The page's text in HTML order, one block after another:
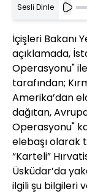
Sesli Dinle
İçişleri Bakanı
açıklamada,
Operasyonu"
tarafından;
Amerika’dan
dağıtan,
Operasyonu"
elebaşı olarak
“Karteli”
Üsküdar’da
ilgili şu bilgileri